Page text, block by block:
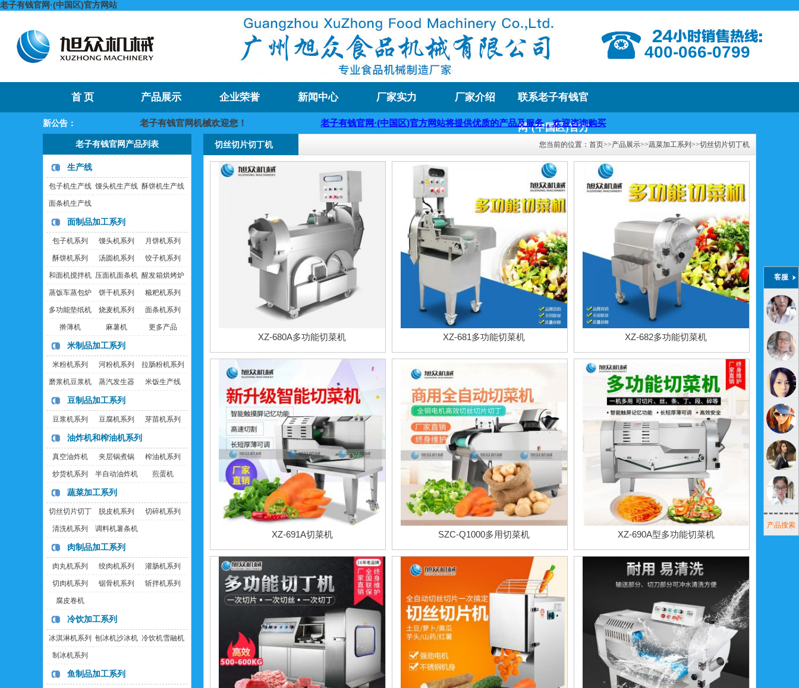
老子有钱官网·(中国区)官方网站
400-066-0799
首 页 产品展示 企业荣誉 新闻中心 厂家实力 厂家介绍 联系老子有钱官
网·(中国区)官方
网站
新公告： 老子有钱官网机械欢迎您！ 老子有钱官网·(中国区)官方网站将提供优质的产品及服务，欢迎咨询购买
老子有钱官网产品列表
生产线
包子机生产线 馒头机生产线 酥饼机生产线
面条机生产线
面制品加工系列
包子机系列 馒头机系列 月饼机系列
酥饼机系列 汤圆机系列 饺子机系列
和面机搅拌机 压面机面条机 醒发箱烘烤炉
蒸饭车蒸包炉 饼干机系列 糍粑机系列
多功能垫纸机 烧麦机系列 面条机系列
擀薄机 麻薯机 更多产品
米制品加工系列
米粉机系列 河粉机系列 拉肠粉机系列
磨浆机豆浆机 蒸汽发生器 米饭生产线
豆制品加工系列
豆浆机系列 豆腐机系列 芽苗机系列
油炸机和榨油机系列
真空油炸机 夹层锅煮锅 榨油机系列
炒货机系列 半自动油炸机 煎蛋机
蔬菜加工系列
切丝切片切丁
机
脱皮机系列 切碎机系列
清洗机系列 调料机薯条机
肉制品加工系列
肉丸机系列 绞肉机系列 灌肠机系列
切肉机系列 锯骨机系列 斩拌机系列
腐皮卷机
冷饮加工系列
冰淇淋机系列 刨冰机沙冰机 冷饮机雪融机
制冰机系列
鱼制品加工系列
您当前的位置： 首页>>产品展示>>蔬菜加工系列 >>切丝切片切丁机
切丝切片切丁机
XZ-680A多功能切菜机 XZ-681多功能切菜机 XZ-682多功能切菜机
XZ-691A切菜机 SZC-Q1000多用切菜机 XZ-690A型多功能切菜机
客服
产品搜索